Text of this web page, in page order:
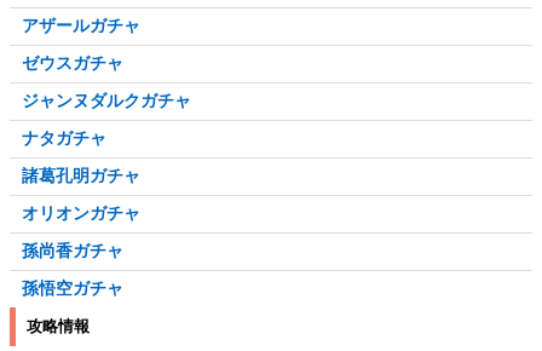
アザールガチャ
ゼウスガチャ
ジャンヌダルクガチャ
ナタガチャ
諸葛孔明ガチャ
オリオンガチャ
孫尚香ガチャ
孫悟空ガチャ
攻略情報